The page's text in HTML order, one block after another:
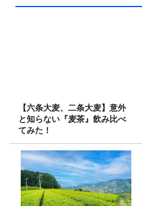
【六条大麦、二条大麦】意外
と知らない『麦茶』飲み比べ
てみた！